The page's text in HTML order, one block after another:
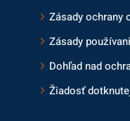
Zásady ochrany
Zásady
Dohľad nad
Žiadosť